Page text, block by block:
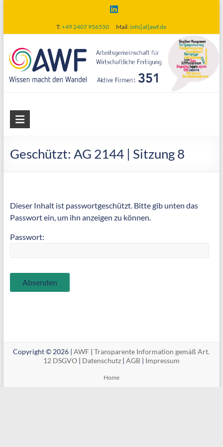
content
T:+49 2407 956550 Mail:info[at]awf.de
AWF
wirtschaftliche
Geschützt: AG 2144 | Sitzung 8
Dieser Inhalt ist passwortgeschützt. Bitte gib unten das
Passwort ein, um ihn anzeigen zu können.
Passwort:
Copyright © 2026 |AWF |Transparente Information gemäß Art.
12 DSGVO| Datenschutz| AGB| Impressum
Home